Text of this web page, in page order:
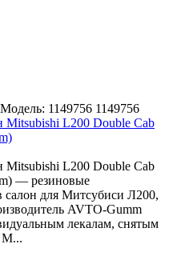
Модель: 1149756 1149756
Mitsubishi L200 Double Cab
Mitsubishi L200 Double Cab
— резиновые
салон для Митсубиси Л200,
AVTO-Gumm
лекалам, снятым
М...